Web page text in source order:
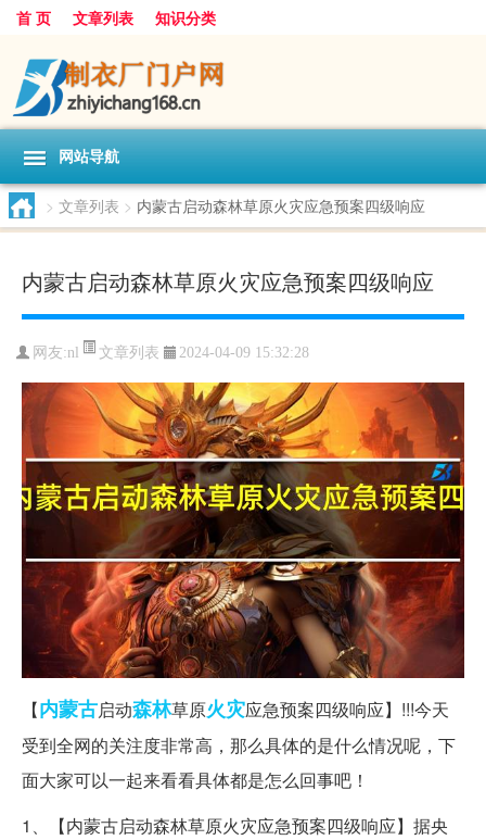
首 页 文章列表 知识分类
网站导航
> 文章列表 > 内蒙古启动森林草原火灾应急预案四级响应
内蒙古启动森林草原火灾应急预案四级响应
网友:nl 文章列表 2024-04-09 15:32:28
【内蒙古启动森林草原火灾应急预案四级响应】!!!今天
受到全网的关注度非常高，那么具体的是什么情况呢，下
面大家可以一起来看看具体都是怎么回事吧！
1、【内蒙古启动森林草原火灾应急预案四级响应】据央